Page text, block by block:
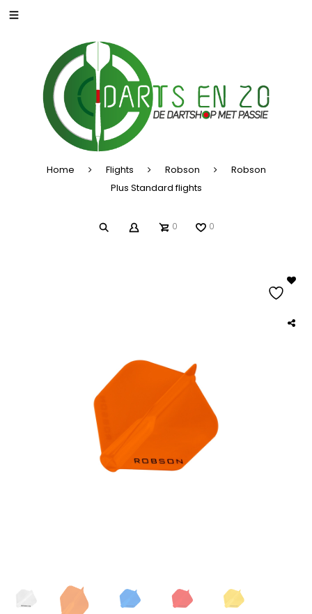
Home Flights Robson
Robson
Plus Standard flights
0 0